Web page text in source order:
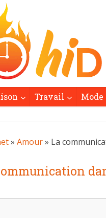
Travail Mode
» Amour» La